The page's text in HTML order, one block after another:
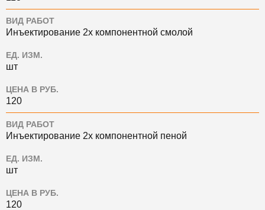
ВИД РАБОТ
Инъектирование 2х компонентной смолой
ЕД. ИЗМ.
шт
ЦЕНА В РУБ.
120
ВИД РАБОТ
Инъектирование 2х компонентной пеной
ЕД. ИЗМ.
шт
ЦЕНА В РУБ.
120